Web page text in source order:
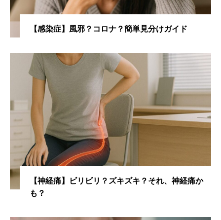
【感染症】風邪？コロナ？簡単見分けガイド
【神経痛】ビリビリ？ズキズキ？それ、神経痛か
も？